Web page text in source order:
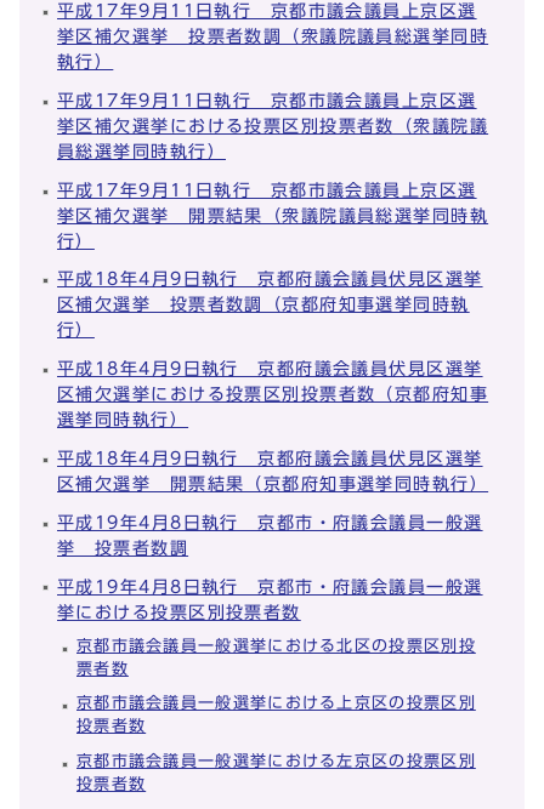
平成17年9月11日執行 京都市議会議員上京区選
挙区補欠選挙 投票者数調（衆議院議員総選挙同時
執行）
平成17年9月11日執行 京都市議会議員上京区選
挙区補欠選挙における投票区別投票者数（衆議院議
員総選挙同時執行）
平成17年9月11日執行 京都市議会議員上京区選
挙区補欠選挙 開票結果（衆議院議員総選挙同時執
行）
平成18年4月9日執行 京都府議会議員伏見区選挙
区補欠選挙 投票者数調（京都府知事選挙同時執
行）
平成18年4月9日執行 京都府議会議員伏見区選挙
区補欠選挙における投票区別投票者数（京都府知事
選挙同時執行）
平成18年4月9日執行 京都府議会議員伏見区選挙
区補欠選挙 開票結果（京都府知事選挙同時執行）
平成19年4月8日執行 京都市・府議会議員一般選
挙 投票者数調
平成19年4月8日執行 京都市・府議会議員一般選
挙における投票区別投票者数
京都市議会議員一般選挙における北区の投票区別投
票者数
京都市議会議員一般選挙における上京区の投票区別
投票者数
京都市議会議員一般選挙における左京区の投票区別
投票者数